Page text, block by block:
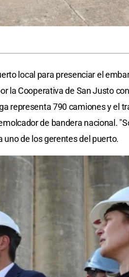
local para presenciar el
la Cooperativa de San Justo
representa 790 camiones y el
de bandera nacional.
uno de los gerentes del puerto.